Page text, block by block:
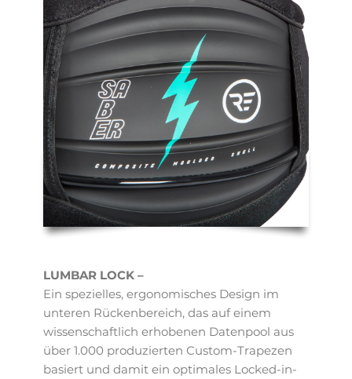
LUMBAR LOCK –
Ein spezielles, ergonomisches Design im
unteren Rückenbereich, das auf einem
wissenschaftlich erhobenen Datenpool aus
über 1.000 produzierten Custom-Trapezen
basiert und damit ein optimales Locked-in-